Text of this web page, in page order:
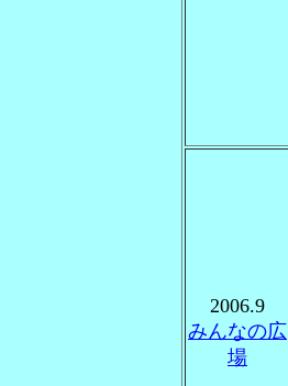
2006.9
みんなの広
場